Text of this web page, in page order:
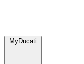
MyDucati